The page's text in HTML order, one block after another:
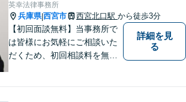
英幸法律事務所
兵庫県|西宮市 西宮北口駅 から徒歩3分
【初回面談無料】当事務所で
は皆様にお気軽にご相談いた
だくため、初回相談料を無料
詳細を見
る